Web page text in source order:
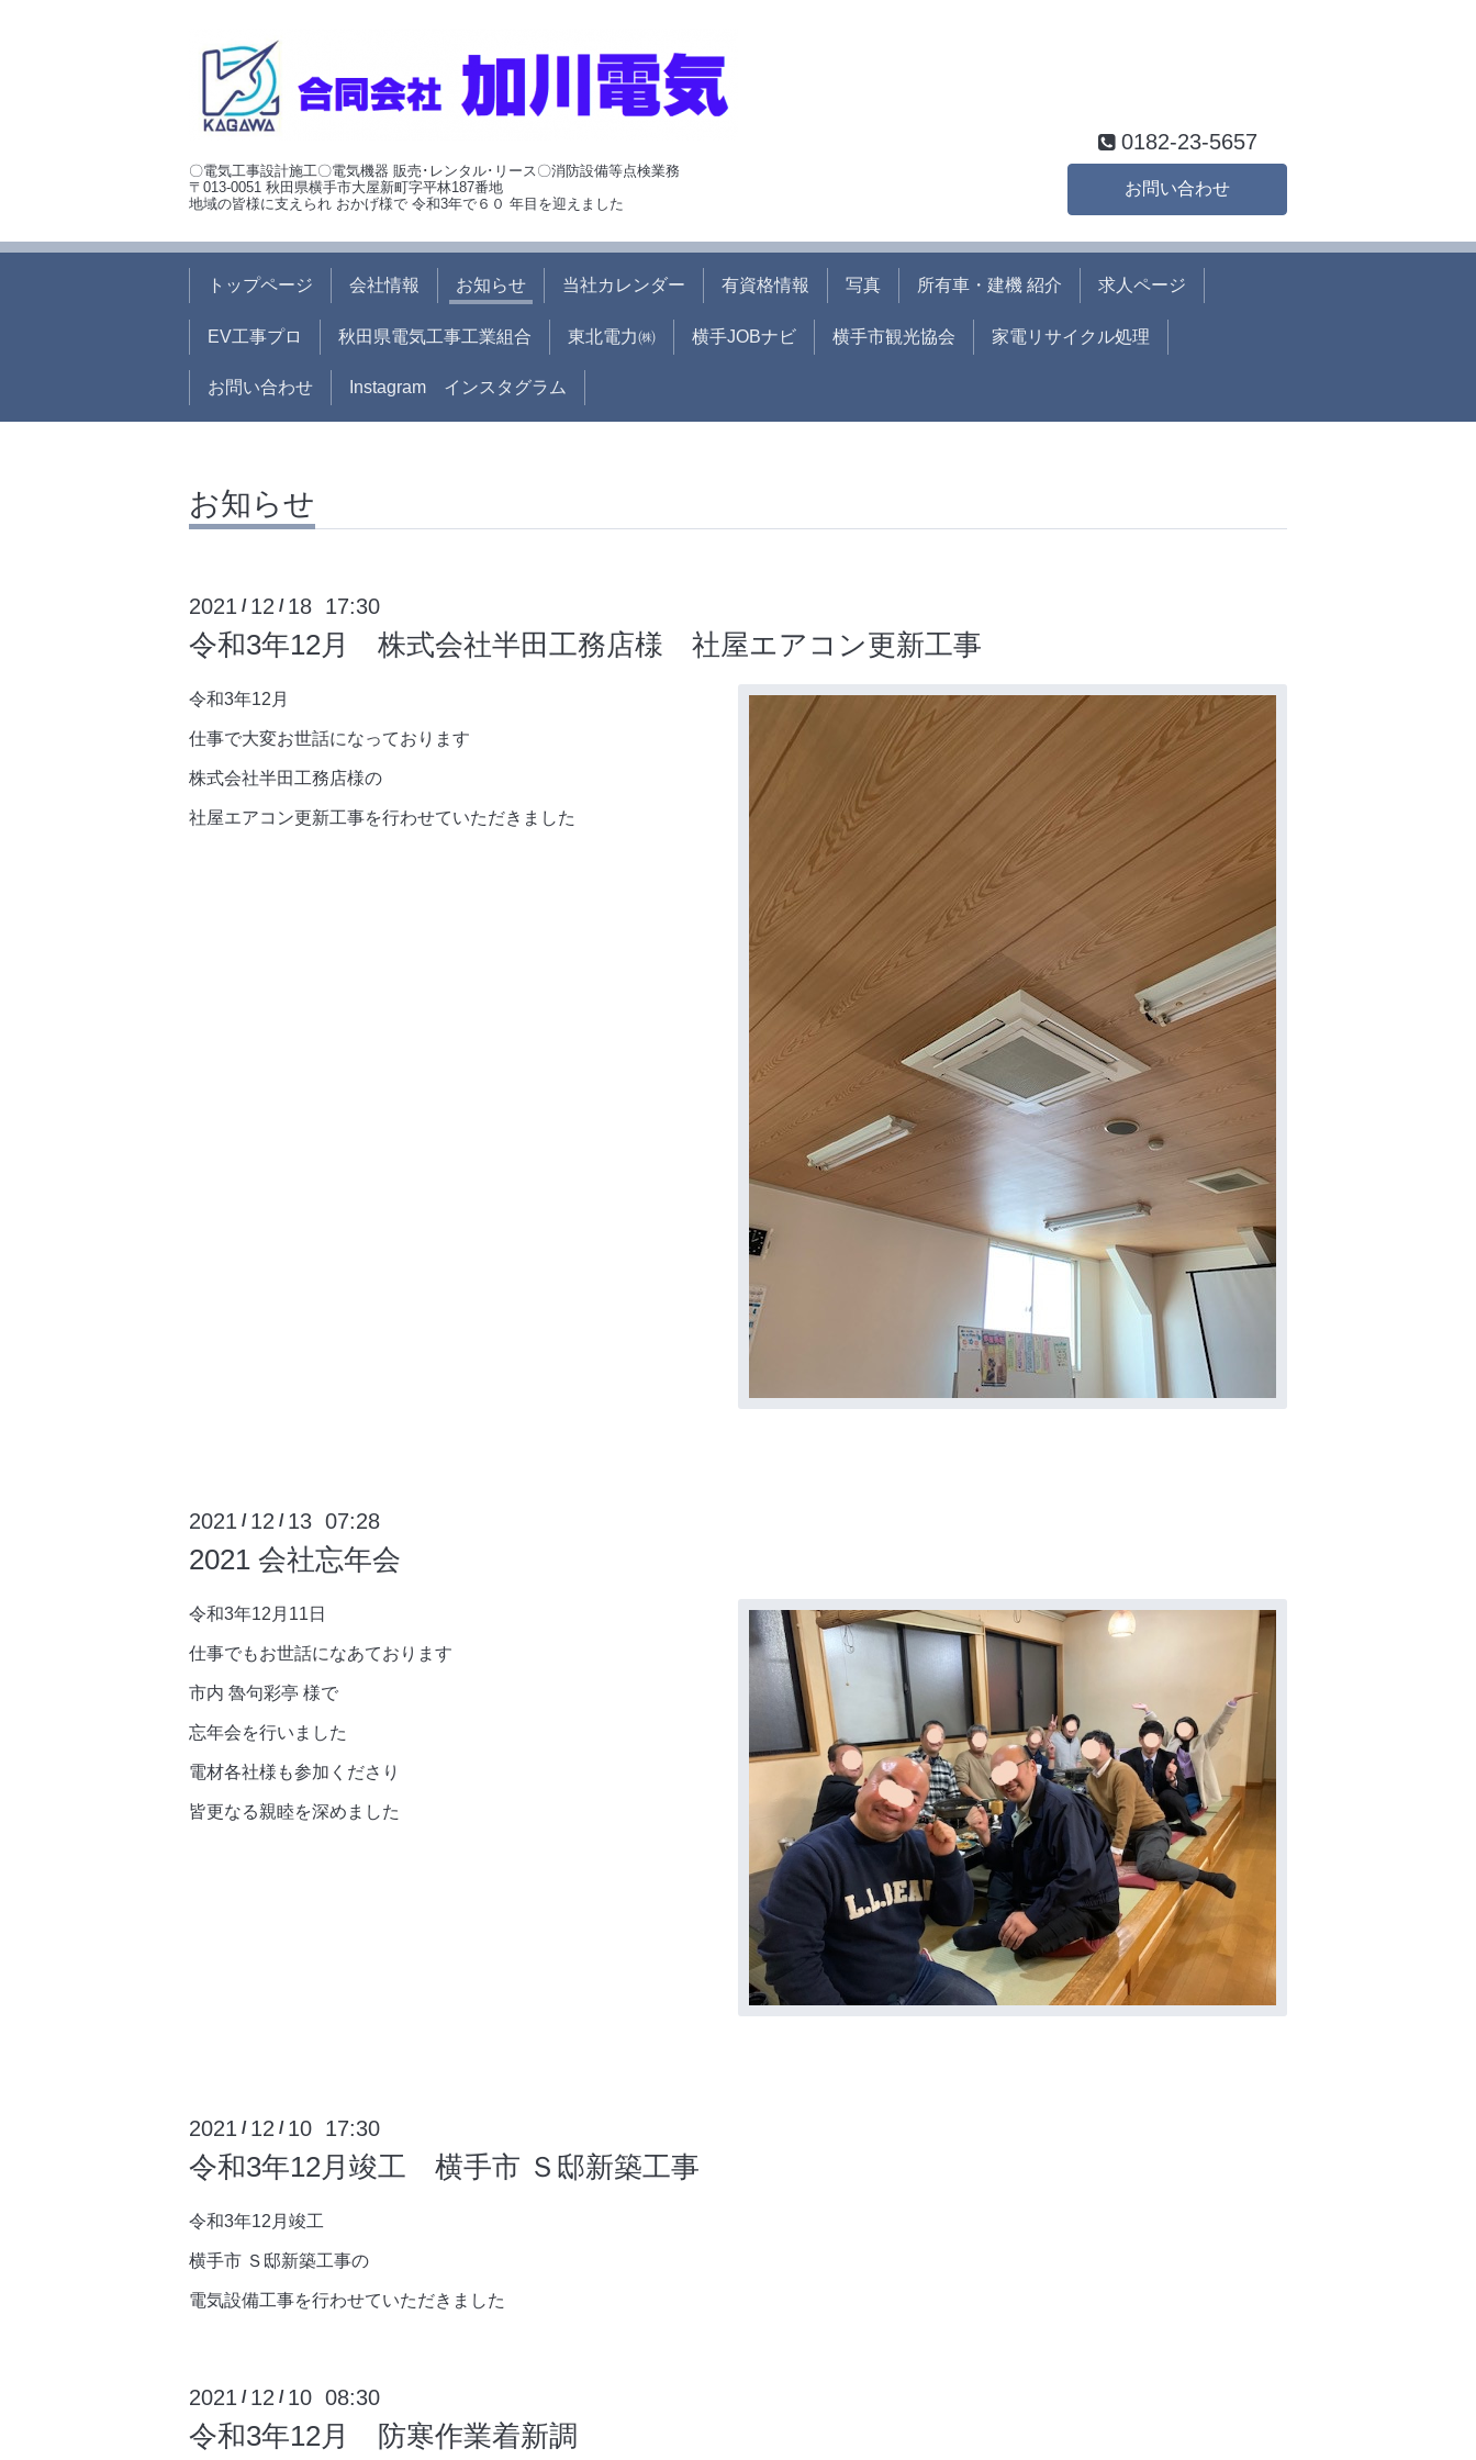
〇電気工事設計施工〇電気機器 販売･レンタル･リース〇消防設備等点検業務
〒013-0051 秋田県横手市大屋新町字平林187番地
地域の皆様に支えられ おかげ様で 令和3年で６０ 年目を迎えました
0182-23-5657
お問い合わせ
トップページ 会社情報 お知らせ 当社カレンダー 有資格情報 写真 所有車・建機 紹介 求人ページ
EV工事プロ 秋田県電気工事工業組合 東北電力㈱ 横手JOBナビ 横手市観光協会 家電リサイクル処理
お問い合わせ Instagram インスタグラム
お知らせ
2021 / 12 / 18 17:30
令和3年12月 株式会社半田工務店様 社屋エアコン更新工事
令和3年12月
仕事で大変お世話になっております
株式会社半田工務店様の
社屋エアコン更新工事を行わせていただきました
2021 / 12 / 13 07:28
2021 会社忘年会
令和3年12月11日
仕事でもお世話になあております
市内 魯句彩亭 様で
忘年会を行いました
電材各社様も参加くださり
皆更なる親睦を深めました
2021 / 12 / 10 17:30
令和3年12月竣工 横手市 Ｓ邸新築工事
令和3年12月竣工
横手市 Ｓ邸新築工事の
電気設備工事を行わせていただきました
2021 / 12 / 10 08:30
令和3年12月 防寒作業着新調